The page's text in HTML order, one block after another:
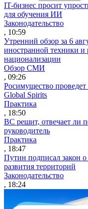
IT-бизнес просит
для обучения ИИ
Законодательство
, 10:59
Утренний обзор за 6
иностранной техники и
национализации
Обзор СМИ
, 09:26
Росимущество
Global Spirits
Практика
, 18:50
ВС решит, отвечает ли
руководитель
Практика
, 18:47
Путин подписал закон
развития территорий
Законодательство
, 18:24